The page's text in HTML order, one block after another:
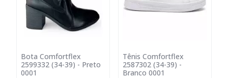
Bota Comfortflex
2599332 (34-39) - Preto
0001
Tênis Comfortflex
2587302 (34-39) -
Branco 0001